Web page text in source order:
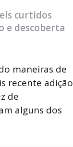
curtidos
e descoberta
maneiras de
recente adição
de
alguns dos